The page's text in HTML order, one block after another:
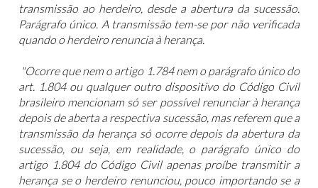
transmissão ao herdeiro, desde a abertura da sucessão.
Parágrafo único. A transmissão tem-se por não verificada
quando o herdeiro renuncia à herança.
"Ocorre que nem o artigo 1.784 nem o parágrafo único do
art. 1.804 ou qualquer outro dispositivo do Código Civil
brasileiro mencionam só ser possível renunciar à herança
depois de aberta a respectiva sucessão, mas referem que a
transmissão da herança só ocorre depois da abertura da
sucessão, ou seja, em realidade, o parágrafo único do
artigo 1.804 do Código Civil apenas proíbe transmitir a
herança se o herdeiro renunciou, pouco importando se a